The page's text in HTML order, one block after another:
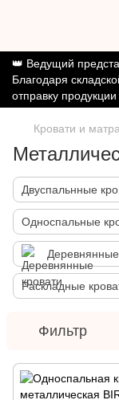
👑 Ведущий
Благодаря
отправку
Кровати и
Двуспальнные
Односпальные
Деревнянные
Раскладные
Фильтр